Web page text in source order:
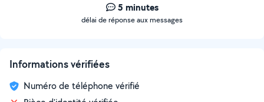
5 minutes
délai de réponse aux messages
Informations vérifiées
Numéro de téléphone vérifié